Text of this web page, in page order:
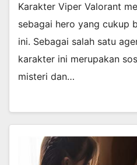
Karakter Viper Valorant
sebagai hero yang cukup
ini. Sebagai salah satu
karakter ini merupakan
misteri dan…